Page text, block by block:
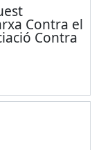
Contra el
Contra